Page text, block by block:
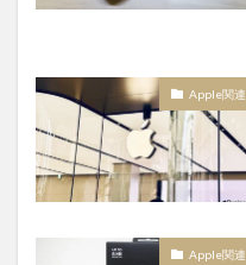
Apple関連
Apple関連